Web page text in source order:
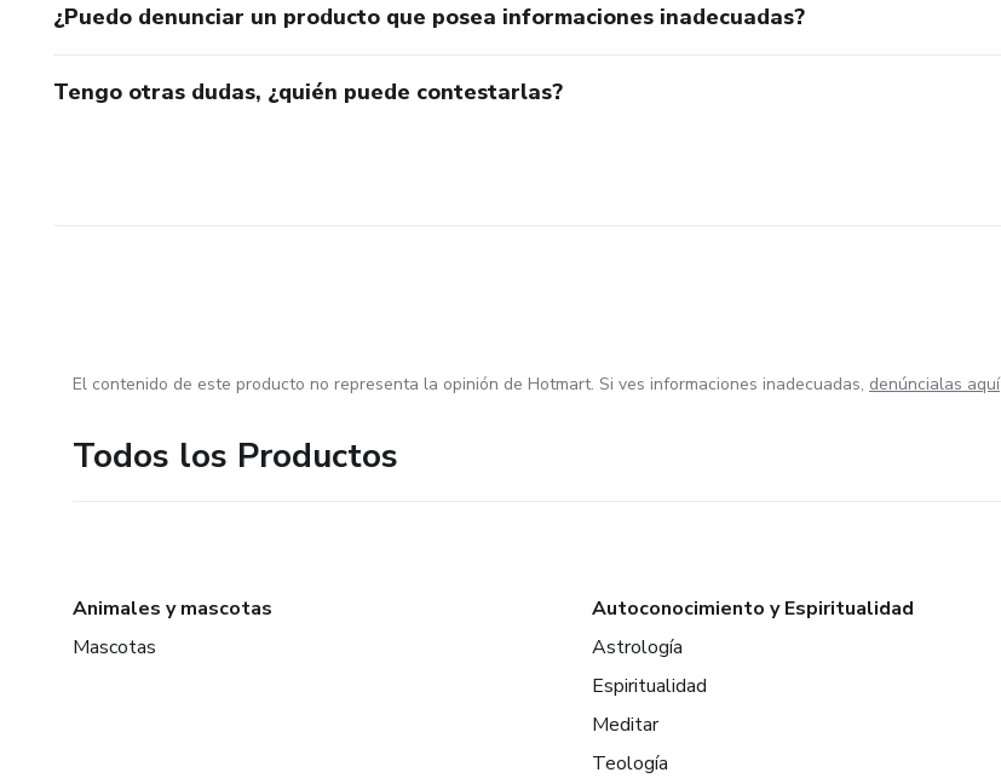
¿Puedo denunciar un producto que posea informaciones inadecuadas?
Tengo otras dudas, ¿quién puede contestarlas?
El contenido de este producto no representa la opinión de Hotmart. Si ves informaciones inadecuadas, denúncialas aquí
Todos los Productos
Animales y mascotas
Mascotas
Autoconocimiento y Espiritualidad
Astrología
Espiritualidad
Meditar
Teología